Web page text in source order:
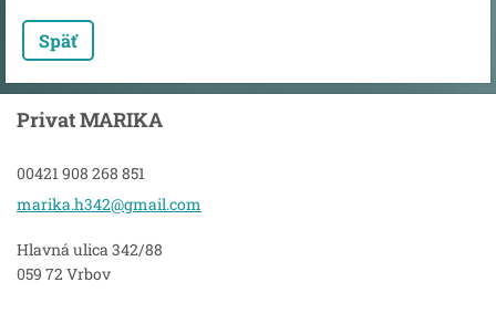
Späť
Privat MARIKA
00421 908 268 851
marika.h342@gmail.com
Hlavná ulica 342/88
059 72 Vrbov